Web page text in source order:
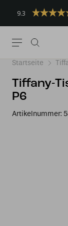
9.3
Startseite
Tiffany-
P6
Artikelnummer: